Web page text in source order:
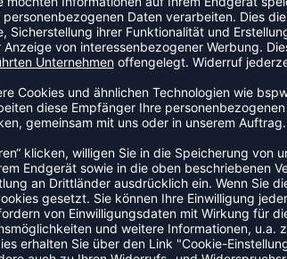
– hier handelt es sich nur um